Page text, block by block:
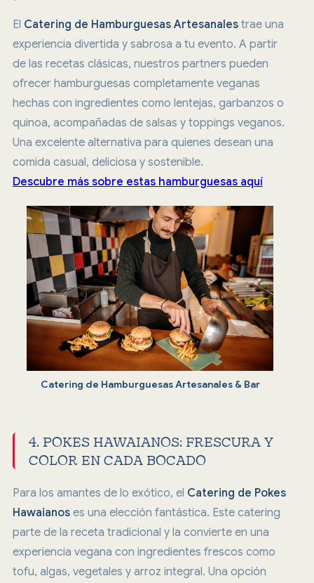
El Catering de Hamburguesas Artesanalestrae una
experiencia divertida y sabrosa a tu evento. A partir
de las recetas clásicas, nuestros partners pueden
ofrecer hamburguesas completamente veganas
hechas con ingredientes como lentejas, garbanzos o
quinoa, acompañadas de salsas y toppings veganos.
Una excelente alternativa para quienes desean una
comida casual, deliciosa y sostenible.
Descubre más sobre estas hamburguesas aquí
Catering de Hamburguesas Artesanales & Bar
4. POKES HAWAIANOS: FRESCURA Y
COLOR EN CADA BOCADO
Para los amantes de lo exótico, el Catering de Pokes
Hawaianoses una elección fantástica. Este catering
parte de la receta tradicional y la convierte en una
experiencia vegana con ingredientes frescos como
tofu, algas, vegetales y arroz integral. Una opción